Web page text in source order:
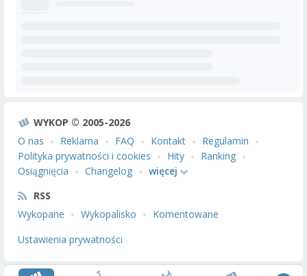
WYKOP © 2005-2026
O nas
Reklama FAQ Kontakt
Regulamin
Polityka prywatności i cookies
Hity
Ranking
Osiągnięcia
Changelog
więcej
RSS
Wykopane
Wykopalisko
Komentowane
Ustawienia prywatności